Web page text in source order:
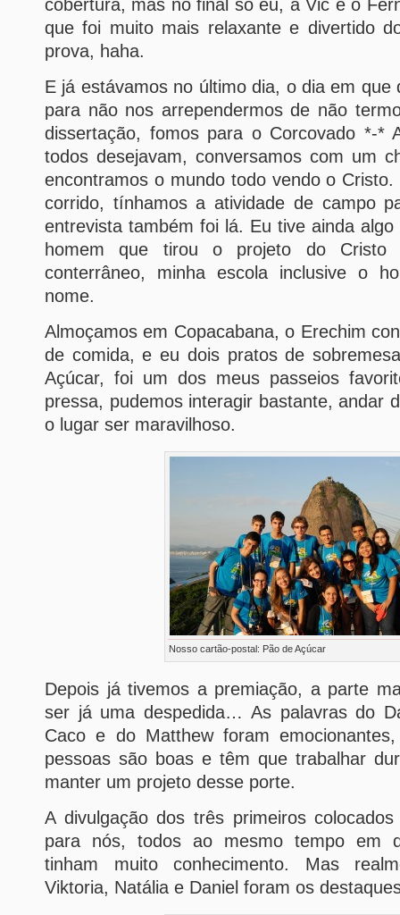
cobertura, mas no final só eu, a Vic e o
que foi muito mais relaxante e divertido
prova, haha.
E já estávamos no último dia, o dia em que
para não nos arrependermos de não
dissertação, fomos para o Corcovado *-*
todos desejavam, conversamos com um
encontramos o mundo todo vendo o
corrido, tínhamos a atividade de campo
entrevista também foi lá. Eu tive ainda
homem que tirou o projeto do
conterrâneo, minha escola inclusive o
nome.
Almoçamos em Copacabana, o Erechim
de comida, e eu dois pratos de
Açúcar, foi um dos meus passeios
pressa, pudemos interagir bastante, andar
o lugar ser maravilhoso.
Nosso cartão-postal: Pão de Açúcar
Depois já tivemos a premiação, a parte
ser já uma despedida… As palavras do
Caco e do Matthew foram
pessoas são boas e têm que trabalhar
manter um projeto desse porte.
A divulgação dos três primeiros
para nós, todos ao mesmo tempo em
tinham muito conhecimento. Mas
Viktoria, Natália e Daniel foram os